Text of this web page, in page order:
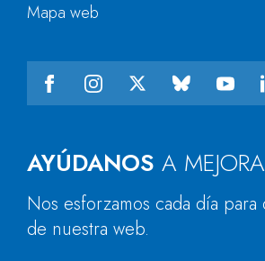
AYÚDANOS A
Nos esforzamos cada día
de nuestra web.
Mapa web